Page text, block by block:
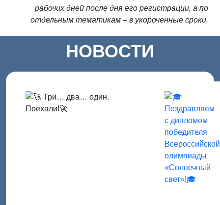
рабочих дней после дня его регистрации, а по
отдельным тематикам – в укороченные сроки.
НОВОСТИ